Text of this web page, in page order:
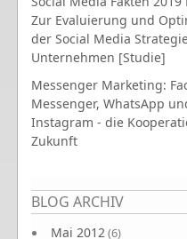
Zur Evaluierung und
der Social Media
Unternehmen [Studie]
Messenger Marketing:
Messenger, WhatsApp
Instagram - die
Zukunft
BLOG ARCHIV
Mai 2012(6)
Seiten